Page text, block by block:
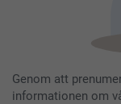
Genom att
informationen om